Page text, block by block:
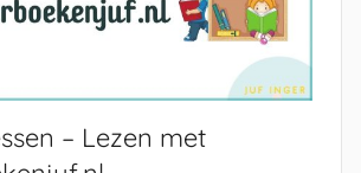
– Lezen met